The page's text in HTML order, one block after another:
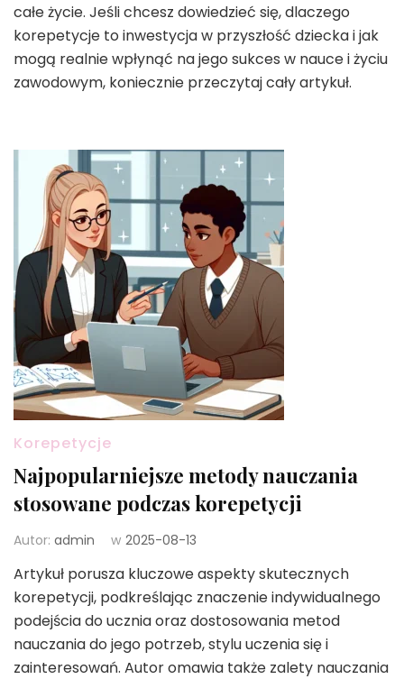
całe życie. Jeśli chcesz dowiedzieć się, dlaczego
korepetycje to inwestycja w przyszłość dziecka i jak
mogą realnie wpłynąć na jego sukces w nauce i życiu
zawodowym, koniecznie przeczytaj cały artykuł.
Korepetycje
Najpopularniejsze metody nauczania
stosowane podczas korepetycji
Autor: admin w 2025-08-13
Artykuł porusza kluczowe aspekty skutecznych
korepetycji, podkreślając znaczenie indywidualnego
podejścia do ucznia oraz dostosowania metod
nauczania do jego potrzeb, stylu uczenia się i
zainteresowań. Autor omawia także zalety nauczania